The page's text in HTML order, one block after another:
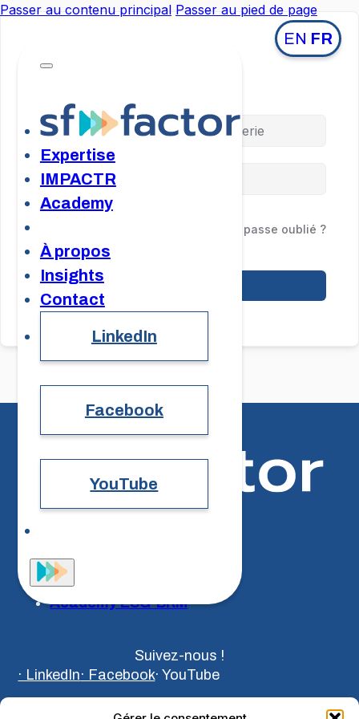
Passer au contenu principal Passer au pied de page
Expertise
IMPACTR
Academy
À propos
Insights
Contact
LinkedIn
Facebook
YouTube
Salut, bon retour !
Mot de passe oublié ?
Ressources
Contact
Academy ESG-BRM
Suivez-nous !
· LinkedIn· Facebook· YouTube
EN FR